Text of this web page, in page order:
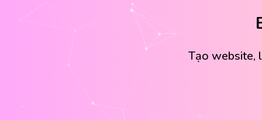
Tạo website,